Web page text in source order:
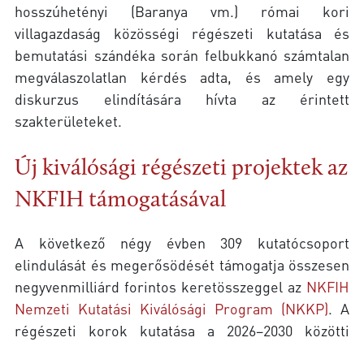
hosszúhetényi (Baranya vm.) római kori
villagazdaság közösségi régészeti kutatása és
bemutatási szándéka során felbukkanó számtalan
megválaszolatlan kérdés adta, és amely egy
diskurzus elindítására hívta az érintett
szakterületeket.
Új kiválósági régészeti projektek az
NKFIH támogatásával
A következő négy évben 309 kutatócsoport
elindulását és megerősödését támogatja összesen
negyvenmilliárd forintos keretösszeggel az NKFIH
Nemzeti Kutatási Kiválósági Program (NKKP). A
régészeti korok kutatása a 2026–2030 közötti